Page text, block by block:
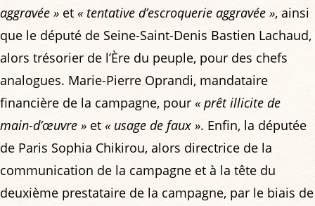
aggravée » et « tentative d’escroquerie aggravée », ainsi
que le député de Seine-Saint-Denis Bastien Lachaud,
alors trésorier de l’Ère du peuple, pour des chefs
analogues. Marie-Pierre Oprandi, mandataire
financière de la campagne, pour « prêt illicite de
main-d’œuvre » et « usage de faux ». Enfin, la députée
de Paris Sophia Chikirou, alors directrice de la
communication de la campagne et à la tête du
deuxième prestataire de la campagne, par le biais de